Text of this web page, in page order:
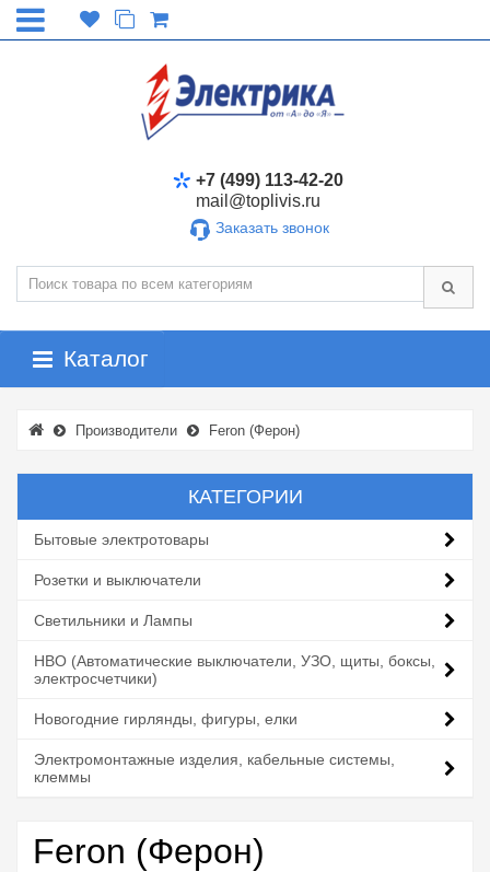
+7 (499) 113-42-20
mail@toplivis.ru
Заказать звонок
Каталог
Производители Feron (Ферон)
КАТЕГОРИИ
Бытовые электротовары
Розетки и выключатели
Светильники и Лампы
НВО (Автоматические выключатели, УЗО, щиты, боксы,
электросчетчики)
Новогодние гирлянды, фигуры, елки
Электромонтажные изделия, кабельные системы,
клеммы
Feron (Ферон)